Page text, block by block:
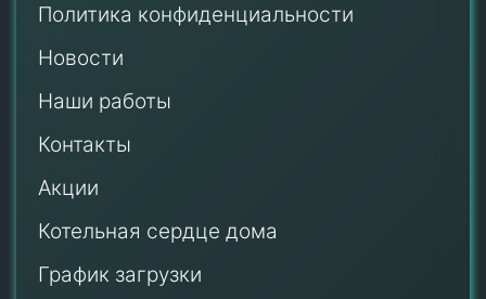
Политика конфиденциальности
Новости
Наши работы
Контакты
Акции
Котельная сердце дома
График загрузки